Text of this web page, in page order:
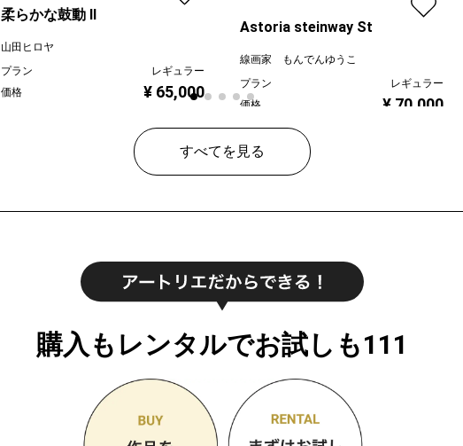
柔らかな鼓動 Ⅱ
山田ヒロヤ
プラン
レギュラー
価格
¥ 65,000
Astoria steinway St
線画家 もんでんゆうこ
プラン
レギュラー
価格
¥ 70,000
すべてを見る
購入もレンタルでお試しも111